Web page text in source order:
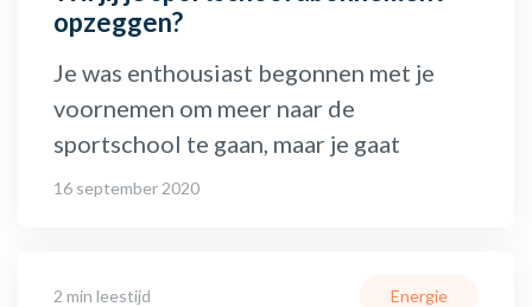
opzeggen?
Je was enthousiast begonnen met je
voornemen om meer naar de
sportschool te gaan, maar je gaat
16 september 2020
2 min leestijd Energie